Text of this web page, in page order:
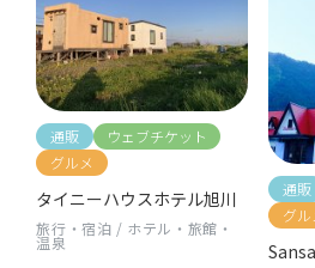
通販
ウェブチケット
グルメ
タイニーハウスホテル旭川
旅行・宿泊 / ホテル・旅館・
温泉
通販
グル